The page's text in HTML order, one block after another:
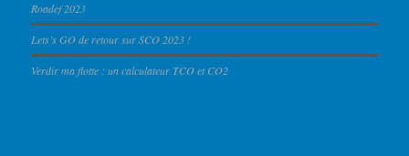
Roadef 2023
Lets’s GO de retour sur SCO 2023 !
Verdir ma flotte : un calculateur TCO et CO2